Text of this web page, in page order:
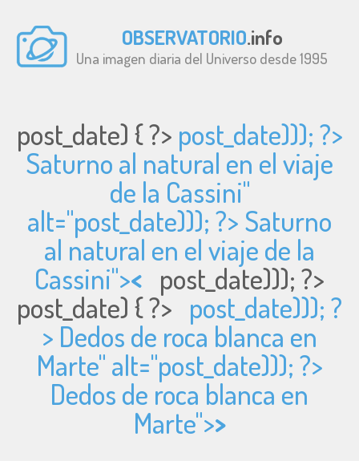
OBSERVATORIO.info
Una imagen diaria del Universo desde 1995
post_date) { ?> post_date))); ?>
Saturno al natural en el viaje
de la Cassini"
alt="post_date))); ?> Saturno
al natural en el viaje de la
Cassini">< post_date))); ?>
post_date) { ?> post_date))); ?
> Dedos de roca blanca en
Marte" alt="post_date))); ?>
Dedos de roca blanca en
Marte">>